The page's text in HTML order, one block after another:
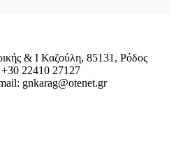
& Ι Καζούλη, 85131, Ρόδος
22410 27127
gnkarag@otenet.gr